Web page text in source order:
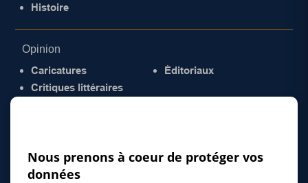
Histoire
Opinion
Caricatures
Critiques littéraires
Éditoriaux
Nous prenons à coeur de protéger vos
données